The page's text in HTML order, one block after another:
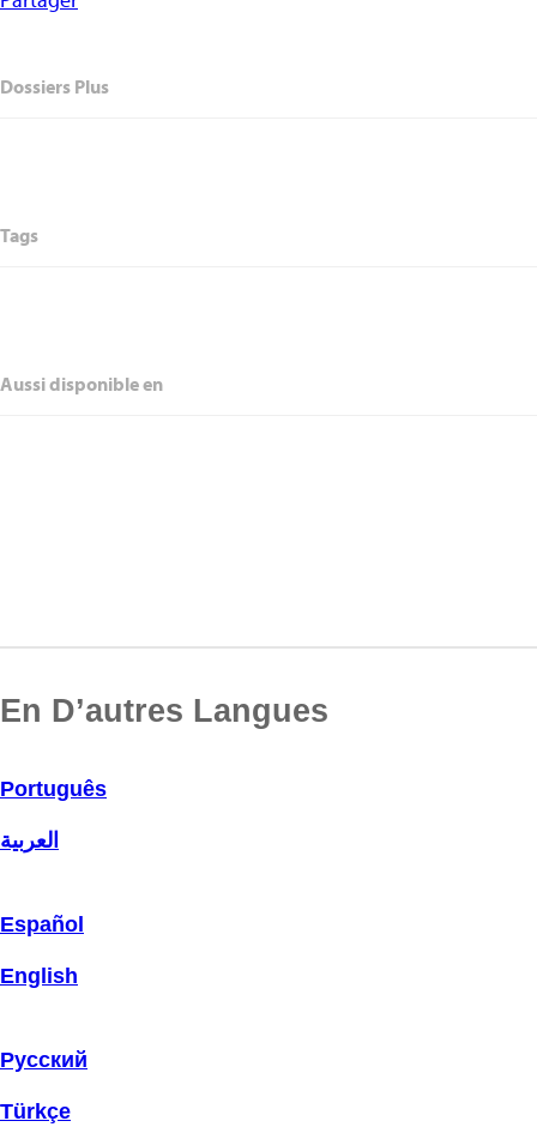
Dossiers Plus
Tags
Aussi disponible en
En D’autres Langues
Português
العربية
Español
English
Русский
Türkçe